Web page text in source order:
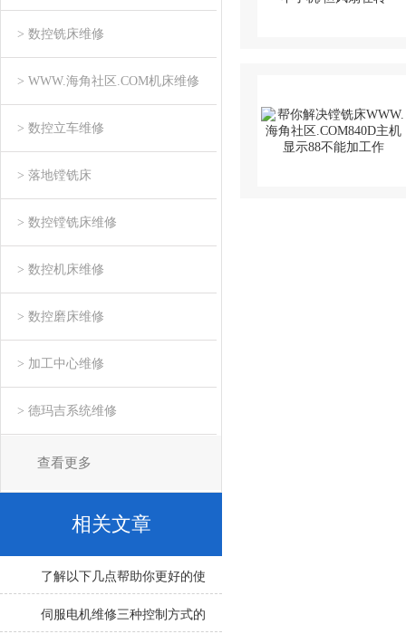
> 数控铣床维修
> WWW.海角社区.COM机床维修
> 数控立车维修
> 落地镗铣床
> 数控镗铣床维修
> 数控机床维修
> 数控磨床维修
> 加工中心维修
> 德玛吉系统维修
查看更多
相关文章
了解以下几点帮助你更好的使
用WWW.海角社区.COM伺服控
伺服电机维修三种控制方式的